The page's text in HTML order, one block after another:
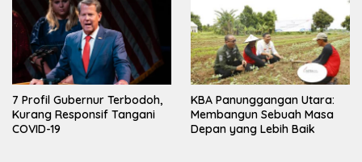
7 Profil Gubernur Terbodoh,
Kurang Responsif Tangani
COVID-19
KBA Panunggangan Utara:
Membangun Sebuah Masa
Depan yang Lebih Baik